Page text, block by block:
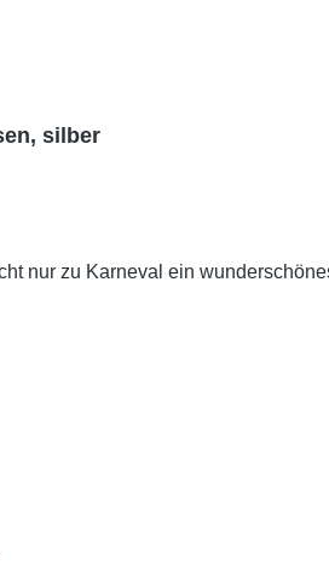
silber
nur zu Karneval ein